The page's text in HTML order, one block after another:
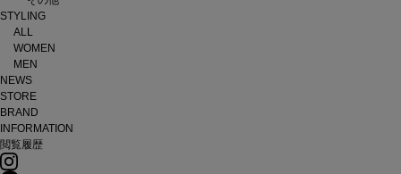
STYLING
ALL
WOMEN
MEN
NEWS
STORE
BRAND
INFORMATION
閲覧履歴